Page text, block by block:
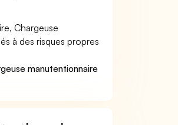
Chargeuse
à des risques propres
manutentionnaire